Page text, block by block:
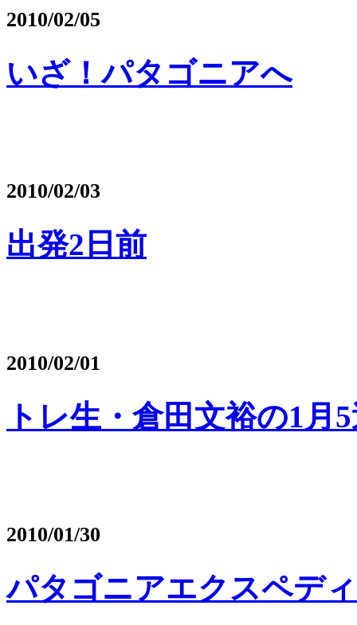
2010/02/05
いざ！パタゴニアへ
2010/02/03
出発2日前
2010/02/01
トレ生・倉田文裕の1
2010/01/30
パタゴニアエクスペデ